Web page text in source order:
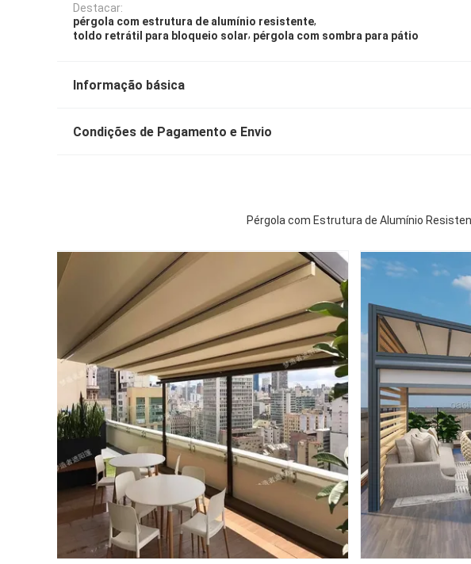
Destacar:
pérgola com estrutura de alumínio resistente,
toldo retrátil para bloqueio solar, pérgola com sombra para pátio
Informação básica
Condições de Pagamento e Envio
Pérgola com Estrutura de Alumínio